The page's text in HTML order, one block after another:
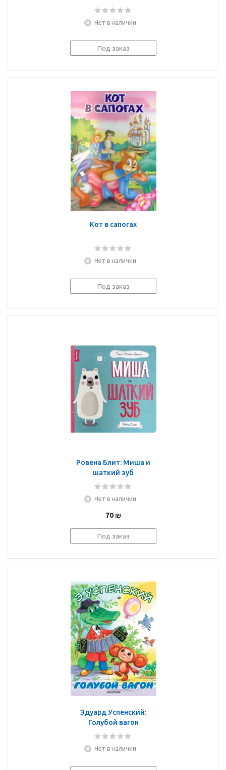
Нет в наличии
Под заказ
Кот в сапогах
Нет в наличии
Под заказ
Ровена Блит: Миша и
шаткий зуб
Нет в наличии
70 ₪
Под заказ
Эдуард Успенский:
Голубой вагон
Нет в наличии